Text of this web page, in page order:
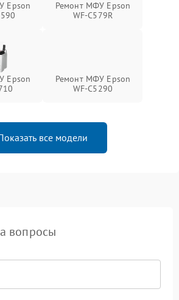
Epson
Ремонт МФУ Epson
WF-C579R
Epson
Ремонт МФУ Epson
WF-C5290
все модели
вопросы